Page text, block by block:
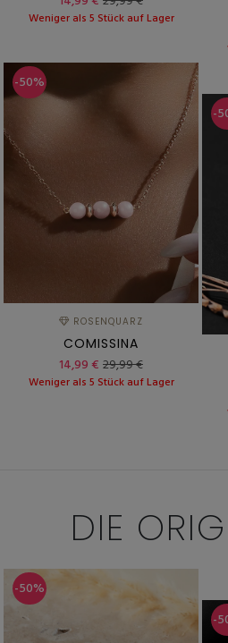
Weniger als 5 Stück auf Lager
-50%
ROSENQUARZ
COMISSINA
14,99 € 29,99 €
Weniger als 5 Stück auf Lager
-
DIE
-50%
-